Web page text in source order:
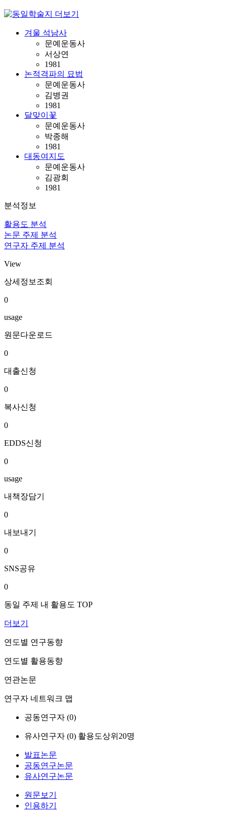
겨울 석남사
문예운동사
서상연
1981
논적격파의 묘법
문예운동사
김병권
1981
달맞이꽃
문예운동사
박종해
1981
대동여지도
문예운동사
김광회
1981
분석정보
활용도 분석
논문 주제 분석
연구자 주제 분석
View
상세정보조회
0
usage
원문다운로드
0
대출신청
0
복사신청
0
EDDS신청
0
usage
내책장담기
0
내보내기
0
SNS공유
0
동일 주제 내 활용도 TOP
더보기
연도별 연구동향
연도별 활용동향
연관논문
연구자 네트워크 맵
공동연구자 (0)
유사연구자 (0) 활용도상위20명
발표논문
공동연구논문
유사연구논문
원문보기
인용하기